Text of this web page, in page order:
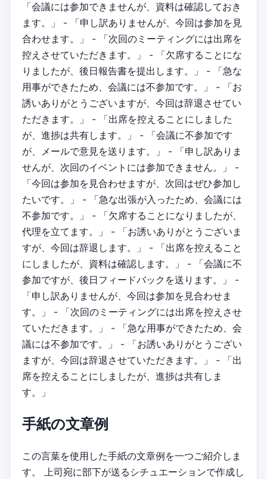
「会議には参加できませんが、資料は確認しておき
ます。」 - 「申し訳ありませんが、今回は参加を見
合わせます。」 - 「次回のミーティングには出席を
控えさせていただきます。」 - 「欠席することにな
りましたが、後日報告書を提出します。」 - 「急な
用事ができたため、会議には不参加です。」 - 「お
誘いありがとうございますが、今回は辞退させてい
ただきます。」 - 「出席を控えることにしました
が、進捗は共有します。」 - 「会議に不参加です
が、メールで意見を送ります。」 - 「申し訳ありま
せんが、次回のイベントには参加できません。」 -
「今回は参加を見合わせますが、次回はぜひ参加し
たいです。」 - 「急な出張が入ったため、会議には
不参加です。」 - 「欠席することになりましたが、
代理を立てます。」 - 「お誘いありがとうございま
すが、今回は辞退します。」 - 「出席を控えること
にしましたが、資料は確認します。」 - 「会議に不
参加ですが、後日フィードバックを送ります。」 -
「申し訳ありませんが、今回は参加を見合わせま
す。」 - 「次回のミーティングには出席を控えさせ
ていただきます。」 - 「急な用事ができたため、会
議には不参加です。」 - 「お誘いありがとうござい
ますが、今回は辞退させていただきます。」 - 「出
席を控えることにしましたが、進捗は共有しま
す。」
手紙の文章例
この言葉を使用した手紙の文章例を一つご紹介しま
す。 上司宛に部下が送るシチュエーションで作成し